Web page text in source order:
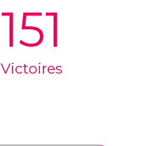
151
Victoires